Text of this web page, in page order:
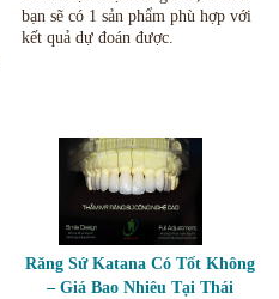
bạn sẽ có 1 sản phẩm phù hợp với
kết quả dự đoán được.
Răng Sứ Katana Có Tốt Không
– Giá Bao Nhiêu Tại Thái